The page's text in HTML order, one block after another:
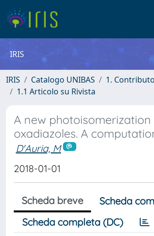
IRIS
IRIS Catalogo UNIBAS
1.
1.1 Articolo su Rivista
A new photoisomerization
oxadiazoles. A
D'Auria, M
2018-01-01
Scheda breve
Scheda
Scheda completa (DC)